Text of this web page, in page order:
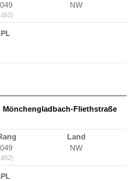
NW
Mönchengladbach-Fliethstraße
Land
NW